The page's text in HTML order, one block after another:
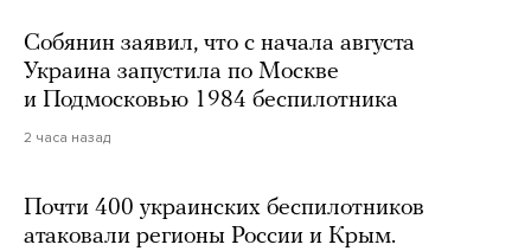
Собянин заявил, что с начала августа
Украина запустила по Москве
и Подмосковью 1984 беспилотника
2 часа назад
Почти 400 украинских беспилотников
атаковали регионы России и Крым.